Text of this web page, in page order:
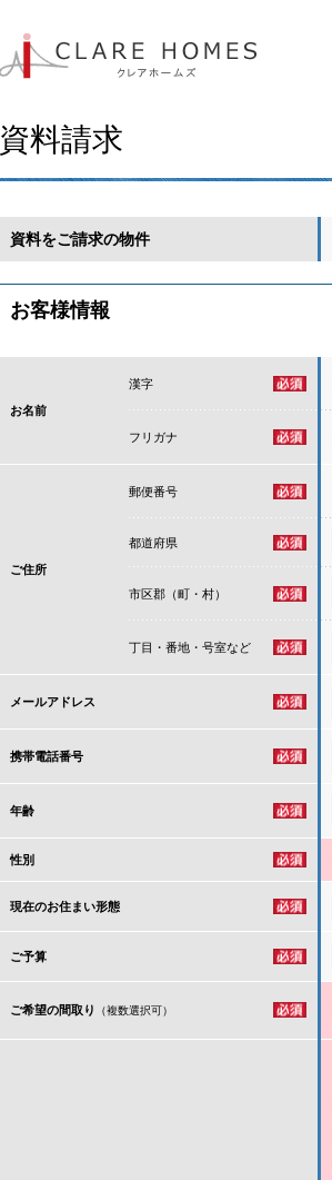
資料請求
資料をご請求の物件
お客様情報
お名前
漢字
フリガナ
ご住所
郵便番号
都道府県
市区郡（町・村）
丁目・番地・号室など
メールアドレス
携帯電話番号
年齢
性別
現在のお住まい形態
ご予算
ご希望の間取り （複数選択可）